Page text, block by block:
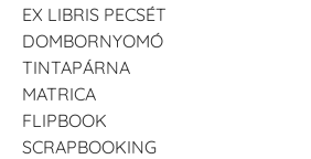
EX LIBRIS PECSÉT
DOMBORNYOMÓ
TINTAPÁRNA
MATRICA
FLIPBOOK
SCRAPBOOKING